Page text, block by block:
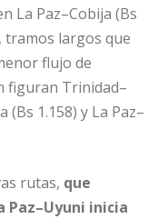
La Paz–Cobija (Bs
tramos largos que
flujo de
figuran Trinidad–
(Bs 1.158) y La Paz–
rutas, que
Paz–Uyuni inicia